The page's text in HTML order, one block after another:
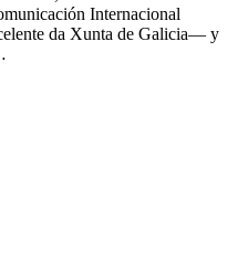
Internacional
da Xunta de Galicia— y